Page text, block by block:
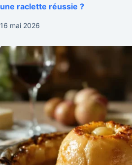
une raclette réussie ?
16 mai 2026